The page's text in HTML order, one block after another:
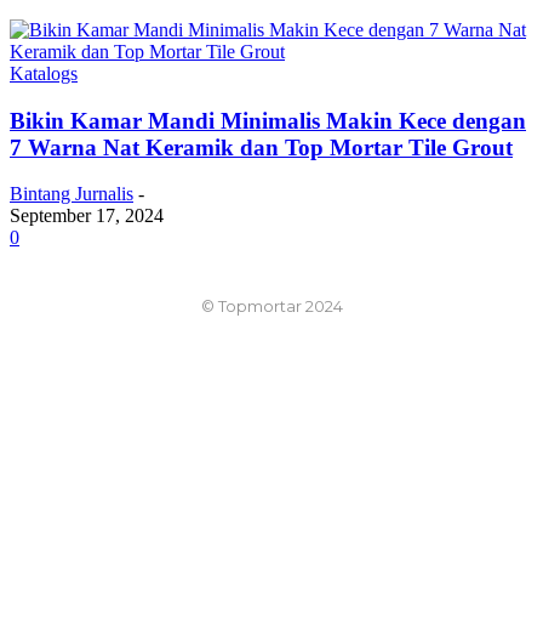
Katalogs
Bikin Kamar Mandi Minimalis Makin Kece dengan
7 Warna Nat Keramik dan Top Mortar Tile Grout
Bintang Jurnalis -
September 17, 2024
0
© Topmortar 2024